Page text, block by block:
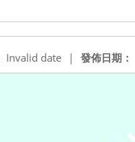
發佈日期：
Invalid date |